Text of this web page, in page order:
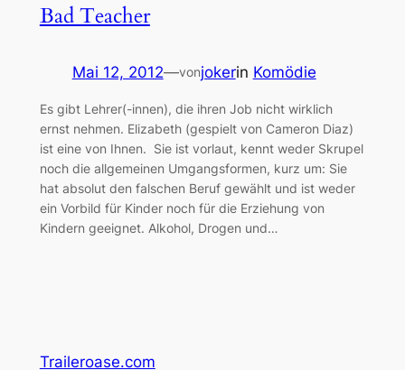
Bad Teacher
Mai 12, 2012—vonjokerin Komödie
Es gibt Lehrer(-innen), die ihren Job nicht wirklich
ernst nehmen. Elizabeth (gespielt von Cameron Diaz)
ist eine von Ihnen. Sie ist vorlaut, kennt weder Skrupel
noch die allgemeinen Umgangsformen, kurz um: Sie
hat absolut den falschen Beruf gewählt und ist weder
ein Vorbild für Kinder noch für die Erziehung von
Kindern geeignet. Alkohol, Drogen und…
Traileroase.com